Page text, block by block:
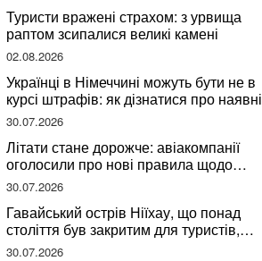
Туристи вражені страхом: з урвища
раптом зсипалися великі камені
02.08.2026
Українці в Німеччині можуть бути не в
курсі штрафів: як дізнатися про наявні
борги
30.07.2026
Літати стане дорожче: авіакомпанії
оголосили про нові правила щодо
вибору місць
30.07.2026
Гавайський острів Ніїхау, що понад
століття був закритим для туристів,
починає приймати перших відвідувачів
30.07.2026